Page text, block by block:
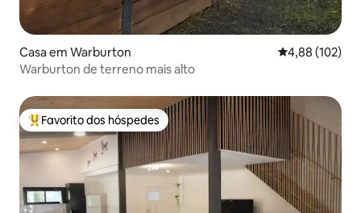
Casa em Warburton Classificação
4,88 (102)
Warburton de terreno mais alto
Favoritos dos hóspedes mais apreciados
Favorito dos hóspedes